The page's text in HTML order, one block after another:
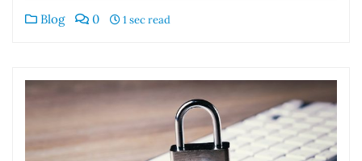
Blog 0 1 sec read